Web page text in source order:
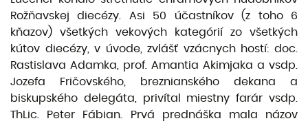
Rožňavskej diecézy. Asi 50 účastníkov (z toho 6
kňazov) všetkých vekových kategórií zo všetkých
kútov diecézy, v úvode, zvlášť vzácnych hostí: doc.
Rastislava Adamka, prof. Amantia Akimjaka a vsdp.
Jozefa Fričovského, breznianského dekana a
biskupského delegáta, privítal miestny farár vsdp.
ThLic. Peter Fábian.
Prvá prednáška mala názov